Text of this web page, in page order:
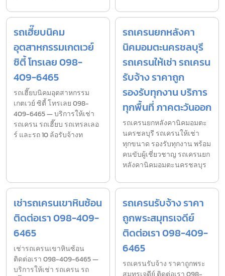
รถเฮี๊ยบนิคม
อุตสาหกรรมเกตเวย์
ซิตี้ โทรเลย 098-
409-6465
รถเฮี๊ยบนิคมอุตสาหกรรม
เกตเวย์ ซิตี้ โทรเลย 098-
409-6465 — บริการให้เช่า
รถเครน รถเฮี๊ยบ รถเทรลเลอ
ร์ และรถ 10 ล้อรับจ้างท
รถเครนยกหลังคา
นิคมอมตะนครชลบุรี
รถเครนให้เช่า รถเครน
รับจ้าง ราคาถูก
รองรับทุกงาน บริการ
ทุกพื้นที่ ภาคตะวันออก
รถเครนยกหลังคานิคมอมตะ
นครชลบุรี รถเครนให้เช่า
ทุกขนาด รองรับทุกงาน พร้อม
คนขับผู้เชี่ยวชาญ รถเครนยก
หลังคานิคมอมตะนครชลบุร
เช่ารถเครนเขาหินซ้อน
ติดต่อเรา 098-409-
6465
เช่ารถเครนเขาหินซ้อน
ติดต่อเรา 098-409-6465 —
บริการให้เช่า รถเครน รถ
รถเครนรับจ้าง ราคา
ถูกพระสมุทรเจดีย์
ติดต่อเรา 098-409-
6465
รถเครนรับจ้าง ราคาถูกพระ